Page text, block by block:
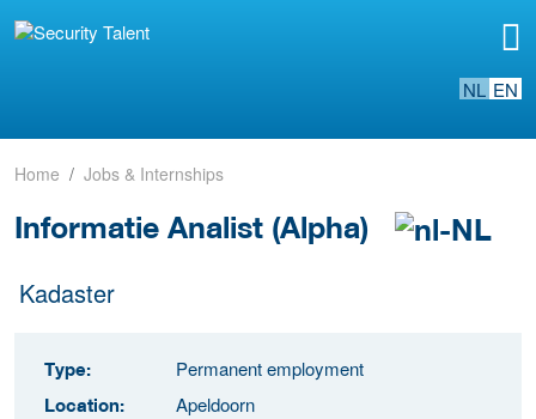
NL EN
Home Jobs & Internships
Informatie Analist (Alpha)
Kadaster
Type: Permanent employment
Location: Apeldoorn